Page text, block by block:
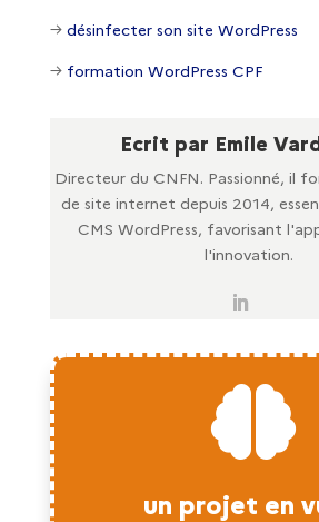
→ désinfecter son site WordPress
→ formation WordPress CPF
Ecrit par Emile
Directeur du CNFN. Passionné, il
de site internet depuis 2014,
CMS WordPress, favorisant
l'innovation.

un projet en